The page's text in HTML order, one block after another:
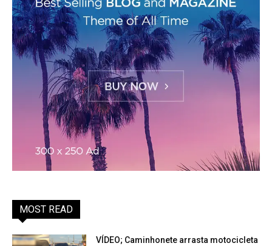
MOST READ
VÍDEO; Caminhonete arrasta motocicleta